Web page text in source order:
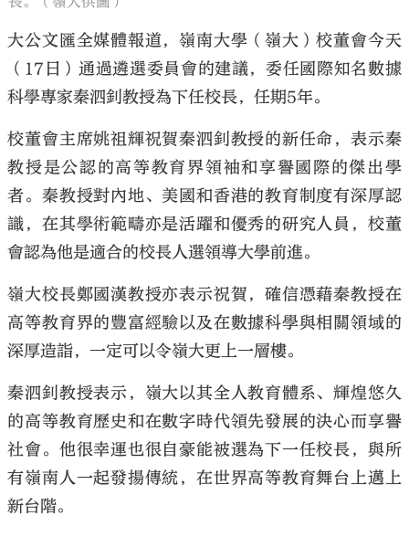
大公文匯全媒體報道，嶺南大學（嶺大）校董會今天
（17日）通過遴選委員會的建議，委任國際知名數據
科學專家秦泗釗教授為下任校長，任期5年。
校董會主席姚祖輝祝賀秦泗釗教授的新任命，表示秦
教授是公認的高等教育界領袖和享譽國際的傑出學
者。秦教授對內地、美國和香港的教育制度有深厚認
識，在其學術範疇亦是活躍和優秀的研究人員，校董
會認為他是適合的校長人選領導大學前進。
嶺大校長鄭國漢教授亦表示祝賀，確信憑藉秦教授在
高等教育界的豐富經驗以及在數據科學與相關領域的
深厚造詣，一定可以令嶺大更上一層樓。
秦泗釗教授表示，嶺大以其全人教育體系、輝煌悠久
的高等教育歷史和在數字時代領先發展的決心而享譽
社會。他很幸運也很自豪能被選為下一任校長，與所
有嶺南人一起發揚傳統，在世界高等教育舞台上邁上
新台階。